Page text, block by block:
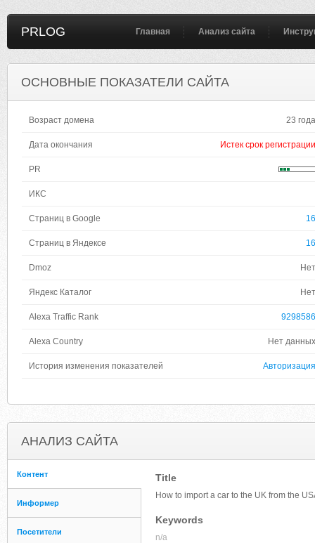
PRLOG Главная Анализ сайта
ОСНОВНЫЕ ПОКАЗАТЕЛИ САЙТА
Возраст домена 23 года
Дата окончания Истек срок регистрации
PR
ИКС
Страниц в Google 16
Страниц в Яндексе 16
Dmoz Нет
Яндекс Каталог Нет
Alexa Traffic Rank 9298586
Alexa Country Нет данных
История изменения показателей Авторизация
АНАЛИЗ САЙТА
Контент
Информер
Посетители
Title
How to import a car to the UK from the
Keywords
n/a